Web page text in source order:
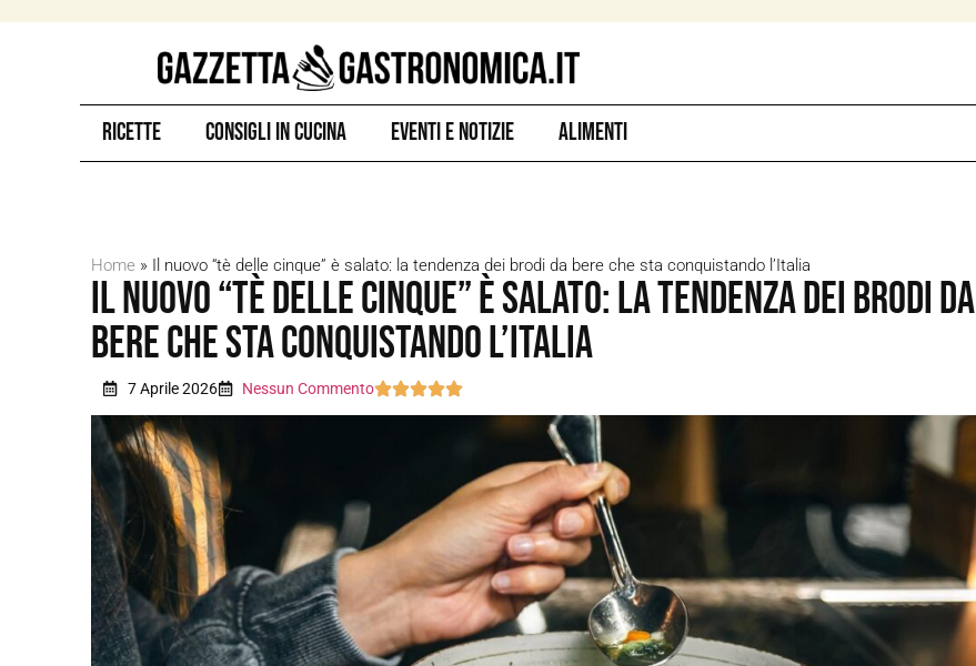
Ricette Consigli in Cucina Eventi e Notizie Alimenti
Home » Il nuovo “tè delle cinque” è salato: la tendenza dei brodi da bere che sta conquistando l’Italia
Il nuovo “tè delle cinque” è salato: la tendenza dei brodi da
bere che sta conquistando l’Italia
7 Aprile 2026 Nessun Commento